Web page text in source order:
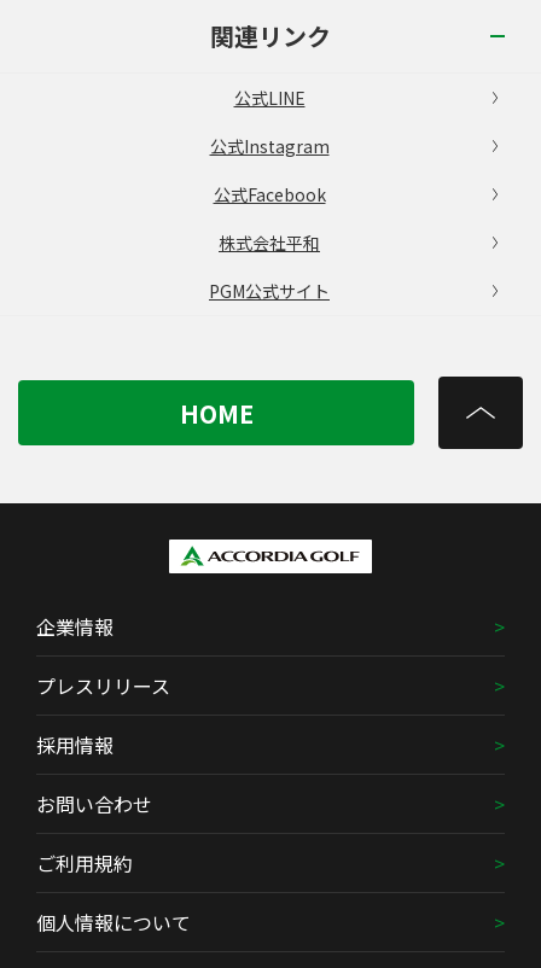
関連リンク
公式LINE
公式Instagram
公式Facebook
株式会社平和
PGM公式サイト
HOME
企業情報
プレスリリース
採用情報
お問い合わせ
ご利用規約
個人情報について